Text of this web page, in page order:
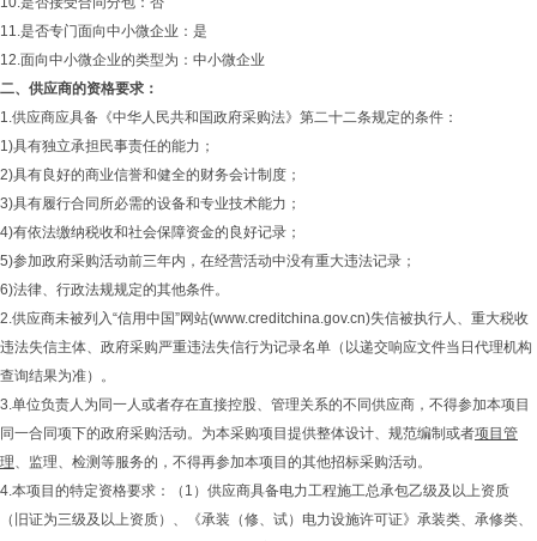
11.是否专门面向中小微企业：是
12.面向中小微企业的类型为：中小微企业
二、 供应商的资格要求：
1.供应商应具备《中华人民共和国政府采购法》第二十二条规定的条件：
1)具有独立承担民事责任的能力；
2)具有良好的商业信誉和健全的财务会计制度；
3)具有履行合同所必需的设备和专业技术能力；
4)有依法缴纳税收和社会保障资金的良好记录；
5)参加政府采购活动前三年内，在经营活动中没有重大违法记录；
6)法律、行政法规规定的其他条件。
2.供应商未被列入“信用中国”网站(www.creditchina.gov.cn)失信被执行人、重大税收
违法失信主体、政府采购严重违法失信行为记录名单（以递交响应文件当日代理机构
查询结果为准）。
3.单位负责人为同一人或者存在直接控股、管理关系的不同供应商，不得参加本项目
同一合同项下的政府采购活动。为本采购项目提供整体设计、规范编制或者项目管
理、监理、检测等服务的，不得再参加本项目的其他招标采购活动。
4.本项目的特定资格要求：（1）供应商具备电力工程施工总承包乙级及以上资质
（旧证为三级及以上资质）、《承装（修、试）电力设施许可证》承装类、承修类、